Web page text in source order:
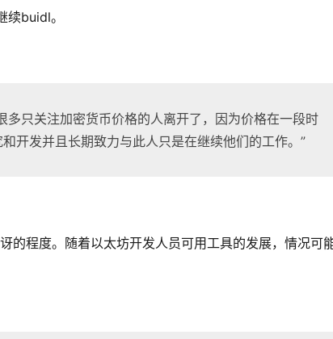
buidl。
多只关注加密货币价格的人离开了，因为价格在一段时
开发并且长期致力与此人只是在继续他们的工作。”
的程度。随着以太坊开发人员可用工具的发展，情况可